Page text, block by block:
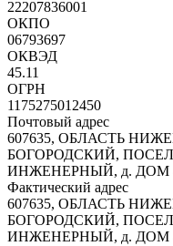
22207836001
ОКПО
06793697
ОКВЭД
45.11
ОГРН
1175275012450
Почтовый адрес
607635, ОБЛАСТЬ
БОГОРОДСКИЙ,
ИНЖЕНЕРНЫЙ, д. ДОМ
Фактический адрес
607635, ОБЛАСТЬ
БОГОРОДСКИЙ,
ИНЖЕНЕРНЫЙ, д. ДОМ